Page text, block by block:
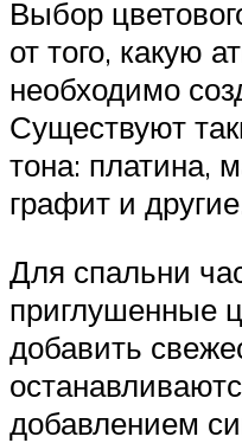
Выбор
от того, какую
необходимо
Существуют
тона: платина,
графит и
Для спальни
приглушенные
добавить
добавлением